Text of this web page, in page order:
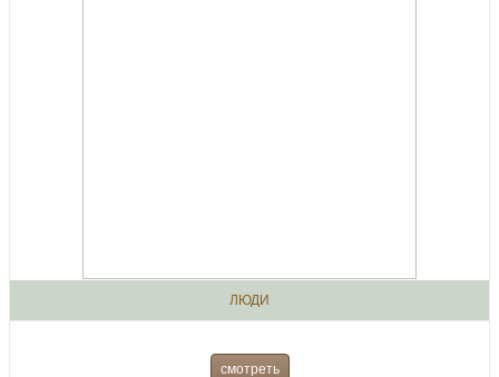
ЛЮДИ
смотреть